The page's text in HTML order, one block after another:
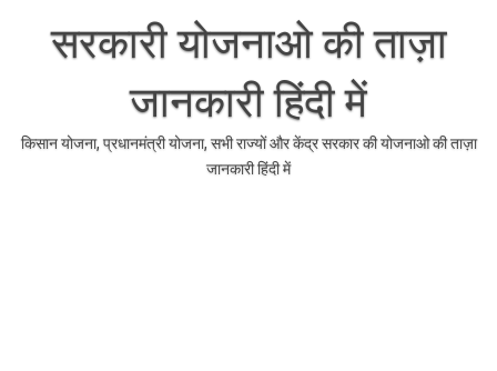
contentसरकारी योजनाओ की ताज़ा
जानकारी हिंदी में
किसान योजना, प्रधानमंत्री योजना, सभी राज्यों और केंद्र सरकार की योजनाओ की ताज़ा
जानकारी हिंदी में